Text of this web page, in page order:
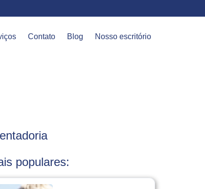
Contato Blog Nosso escritório
populares: